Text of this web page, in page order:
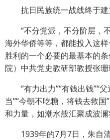
抗日民族统一战线终于建
“不分党派，不分阶层，
海外华侨等等，都能投入这
胜利的一个必要的最基本的
院）中共党史教研部教授张珊
“有力出力”“有钱出钱”“父
当”“今朝不吃糖，将钱去救
和力量，如潮水般汇聚成波澜
1939年的7月7日，朱自清